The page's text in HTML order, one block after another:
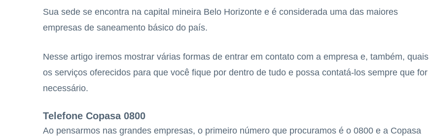
Sua sede se encontra na capital mineira Belo Horizonte e é considerada uma das maiores
empresas de saneamento básico do país.
Nesse artigo iremos mostrar várias formas de entrar em contato com a empresa e, também, quais
os serviços oferecidos para que você fique por dentro de tudo e possa contatá-los sempre que for
necessário.
Telefone Copasa 0800
Ao pensarmos nas grandes empresas, o primeiro número que procuramos é o 0800 e a Copasa